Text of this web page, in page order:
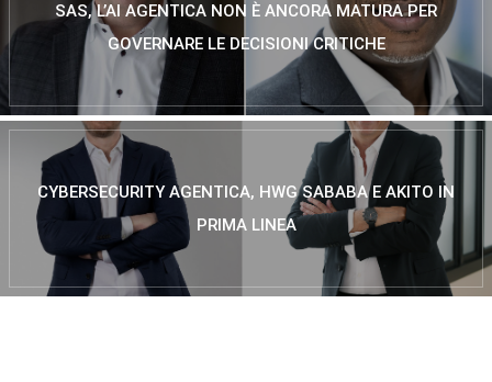
SAS, L’AI AGENTICA NON È ANCORA MATURA PER
GOVERNARE LE DECISIONI CRITICHE
CYBERSECURITY AGENTICA, HWG SABABA E AKITO IN
PRIMA LINEA